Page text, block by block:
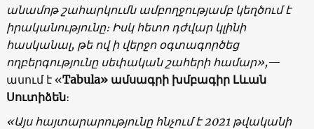
անամոթ շահարկումն ամբողջությամբ կեղծում է
իրականությունը։ Իսկ հետո դժվար կլինի
հասկանալ, թե ով ի վերջո օգտագործեց
ողբերգությունը սեփական շահերի համար»,—
ասում է «Tabula» ամսագրի խմբագիր Լևան
Սուտիձեն։
«Այս հայտարարությունը հնչում է 2021 թվականի